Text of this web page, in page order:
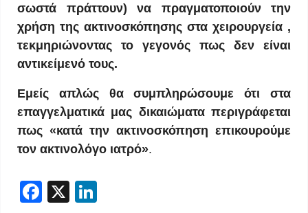
σωστά πράττουν) να πραγματοποιούν την
χρήση της ακτινοσκόπησης στα χειρουργεία ,
τεκμηριώνοντας το γεγονός πως δεν είναι
αντικείμενό τους.
Εμείς απλώς θα συμπληρώσουμε ότι στα
επαγγελματικά μας δικαιώματα περιγράφεται
πως «κατά την ακτινοσκόπηση επικουρούμε
τον ακτινολόγο ιατρό».
Facebook
X